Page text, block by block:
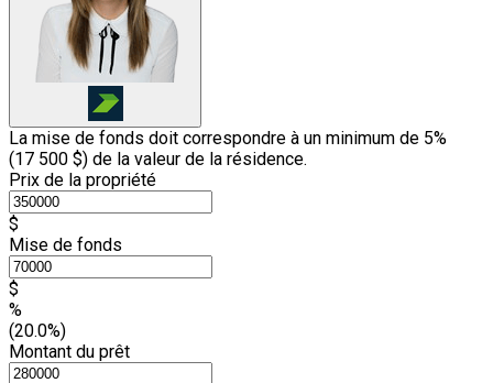
La mise de fonds doit correspondre à un minimum de 5%
(17 500 $) de la valeur de la résidence.
Prix de la propriété
$
Mise de fonds
$
%
(20.0%)
Montant du prêt